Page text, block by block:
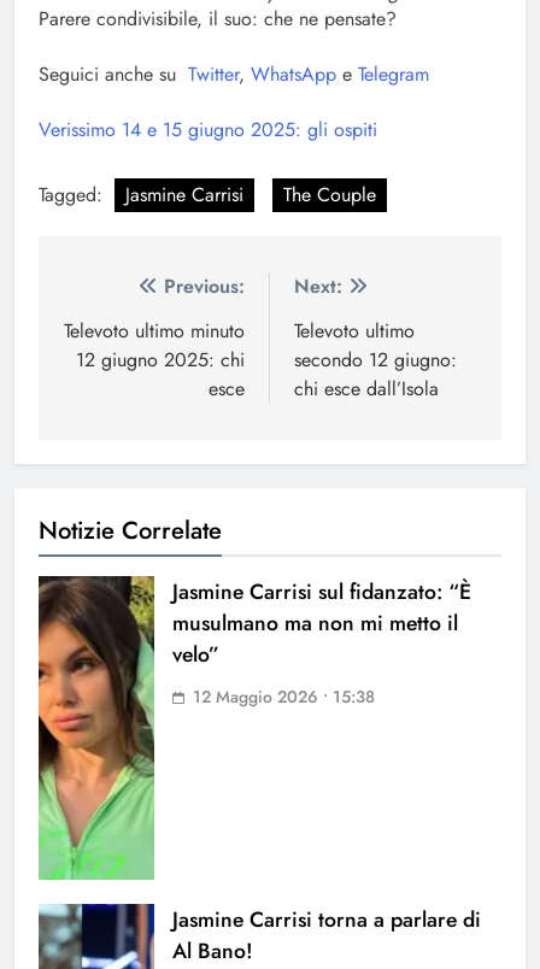
Parere condivisibile, il suo: che ne pensate?
Seguici anche su Twitter, WhatsApp e Telegram
Verissimo 14 e 15 giugno 2025: gli ospiti
Tagged: Jasmine Carrisi The Couple
Navigazione
articoli
Previous:
Televoto ultimo minuto
12 giugno 2025: chi
esce
Next:
Televoto ultimo
secondo 12 giugno:
chi esce dall’Isola
Notizie Correlate
Jasmine Carrisi sul fidanzato: “È
musulmano ma non mi metto il
velo”
12 Maggio 2026 • 15:38
Jasmine Carrisi torna a parlare di
Al Bano!